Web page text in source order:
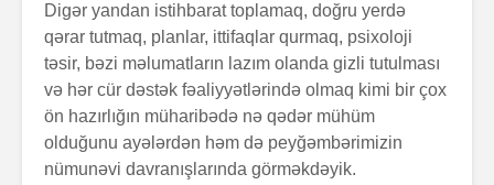
Digər yandan istihbarat toplamaq, doğru yerdə
qərar tutmaq, planlar, ittifaqlar qurmaq, psixoloji
təsir, bəzi məlumatların lazım olanda gizli tutulması
və hər cür dəstək fəaliyyətlərində olmaq kimi bir çox
ön hazırlığın müharibədə nə qədər mühüm
olduğunu ayələrdən həm də peyğəmbərimizin
nümunəvi davranışlarında görməkdəyik.